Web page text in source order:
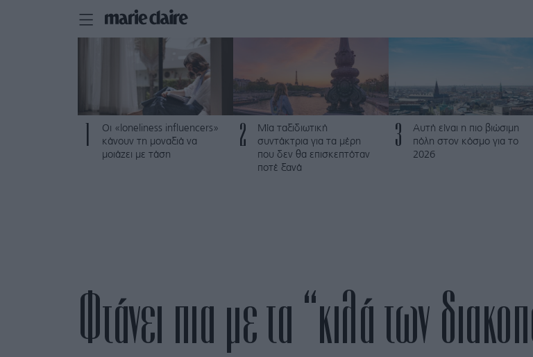
Οι «loneliness influencers»
κάνουν τη μοναξιά να
μοιάζει με τάση
2
Μία ταξιδιωτική
συντάκτρια για τα μέρη
που δεν θα επισκεπτόταν
ποτέ ξανά
3
Αυτή είναι η πιο βιώσιμη
πόλη στον κόσμο για το
2026
Φτάνει πια με τα “κιλά των